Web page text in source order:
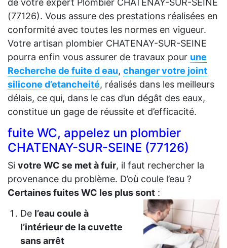
de votre expert Plombier CHATENAY-SUR-SEINE
(77126). Vous assure des prestations réalisées en
conformité avec toutes les normes en vigueur.
Votre artisan plombier CHATENAY-SUR-SEINE
pourra enfin vous assurer de travaux pour une
Recherche de fuite d eau, changer votre joint
silicone d’etancheité, réalisés dans les meilleurs
délais, ce qui, dans le cas d’un dégât des eaux,
constitue un gage de réussite et d’efficacité.
fuite WC, appelez un plombier
CHATENAY-SUR-SEINE (77126)
Si votre WC se met à fuir, il faut rechercher la
provenance du problème. D’où coule l’eau ?
Certaines fuites WC les plus sont :
De l’eau coule à
l’intérieur de la cuvette
sans arrêt